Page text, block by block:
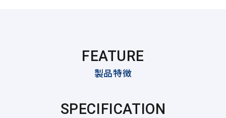
FEATURE
製品特徴
SPECIFICATION